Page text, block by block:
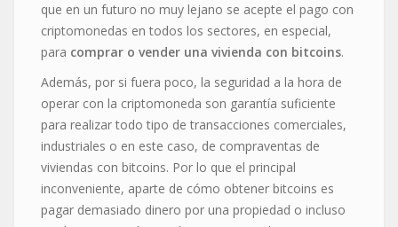
que en un futuro no muy lejano se acepte el pago con
criptomonedas en todos los sectores, en especial,
para comprar o vender una vivienda con bitcoins.
Además, por si fuera poco, la seguridad a la hora de
operar con la criptomoneda son garantía suficiente
para realizar todo tipo de transacciones comerciales,
industriales o en este caso, de compraventas de
viviendas con bitcoins. Por lo que el principal
inconveniente, aparte de cómo obtener bitcoins es
pagar demasiado dinero por una propiedad o incluso